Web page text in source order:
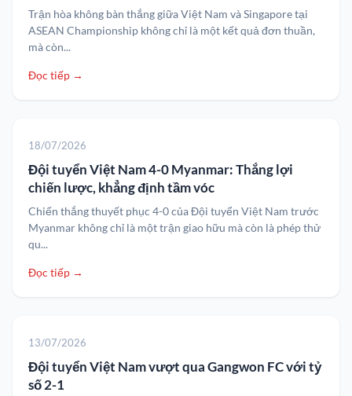
Trận hòa không bàn thắng giữa Việt Nam và Singapore tại
ASEAN Championship không chỉ là một kết quả đơn thuần,
mà còn...
Đọc tiếp →
18/07/2026
Đội tuyển Việt Nam 4-0 Myanmar: Thắng lợi
chiến lược, khẳng định tầm vóc
Chiến thắng thuyết phục 4-0 của Đội tuyển Việt Nam trước
Myanmar không chỉ là một trận giao hữu mà còn là phép thử
qu...
Đọc tiếp →
13/07/2026
Đội tuyển Việt Nam vượt qua Gangwon FC với tỷ
số 2-1